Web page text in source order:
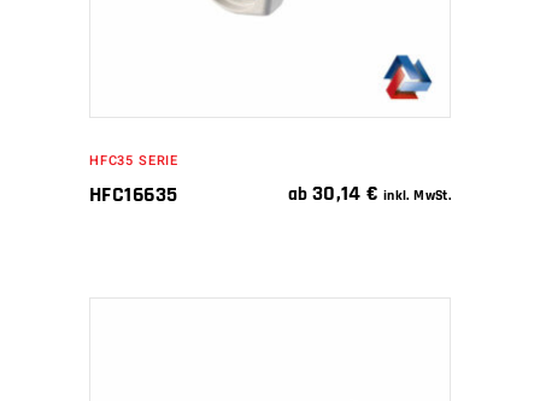
HFC35 SERIE
HFC16635 ab 30,14€ inkl. MwSt.